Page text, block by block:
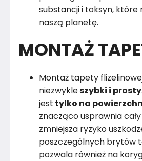
substancji i toksyn, które
naszą planetę.
MONTAŻ
Montaż tapety
niezwykleszybki i prosty
jest tylko na
znacząco usprawnia
zmniejsza ryzyko
poszczególnych brytów
pozwala również na